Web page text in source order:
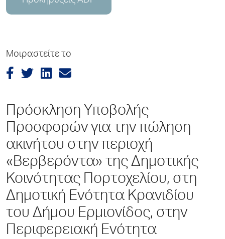
Μοιραστείτε το
Πρόσκληση Υποβολής
Προσφορών για την πώληση
ακινήτου στην περιοχή
«Βερβερόντα» της Δημοτικής
Κοινότητας Πορτοχελίου, στη
Δημοτική Ενότητα Κρανιδίου
του Δήμου Ερμιονίδος, στην
Περιφερειακή Ενότητα